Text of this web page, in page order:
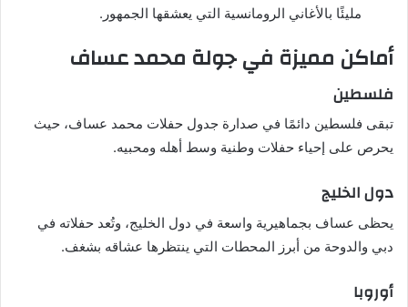
مليئًا بالأغاني الرومانسية التي يعشقها الجمهور.
أماكن مميزة في جولة محمد عساف
فلسطين
تبقى فلسطين دائمًا في صدارة جدول حفلات محمد عساف، حيث
يحرص على إحياء حفلات وطنية وسط أهله ومحبيه.
دول الخليج
يحظى عساف بجماهيرية واسعة في دول الخليج، وتُعد حفلاته في
دبي والدوحة من أبرز المحطات التي ينتظرها عشاقه بشغف.
أوروبا